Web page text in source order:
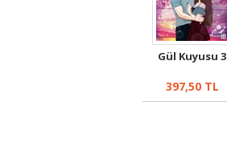
Gül Kuyusu 3
397,50TL